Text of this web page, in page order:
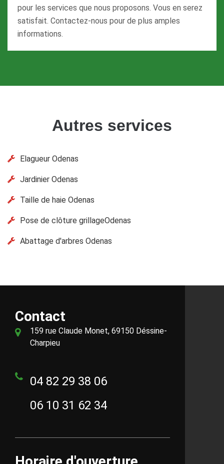
pour les services que nous proposons. Vous en serez
satisfait. Contactez-nous pour de plus amples
informations.
Autres services
Elagueur Odenas
Jardinier Odenas
Taille de haie Odenas
Pose de clôture grillageOdenas
Abattage d'arbres Odenas
Contact
159 rue Claude Monet, 69150 Déssine-
Charpieu
04 82 29 38 06
06 10 31 62 34